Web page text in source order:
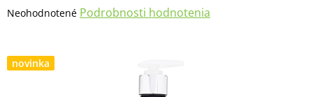
Priemerné
je
0,0
Neohodnotené Podrobnosti hodnotenia
novinka